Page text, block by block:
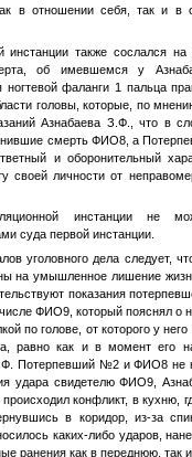
в отношении себя, так и в
инстанции также сослался на
об имевшемся у
ногтевой фаланги 1 пальца
головы, которые, по
Азнабаева З.Ф., что в
смерть ФИО8, а
и оборонительный
своей личности от
инстанции не
суда первой инстанции.
уголовного дела следует,
на умышленное лишение
показания
ФИО9 , который пояснял о
по голове, от которого у
равно как и в момент его
Потерпевший №2 иФИО8 не
удара свидетелюФИО9 ,
конфликт, в кухню,
в коридор, из-за
каких-либо ударов,
ранения как в переднюю, так